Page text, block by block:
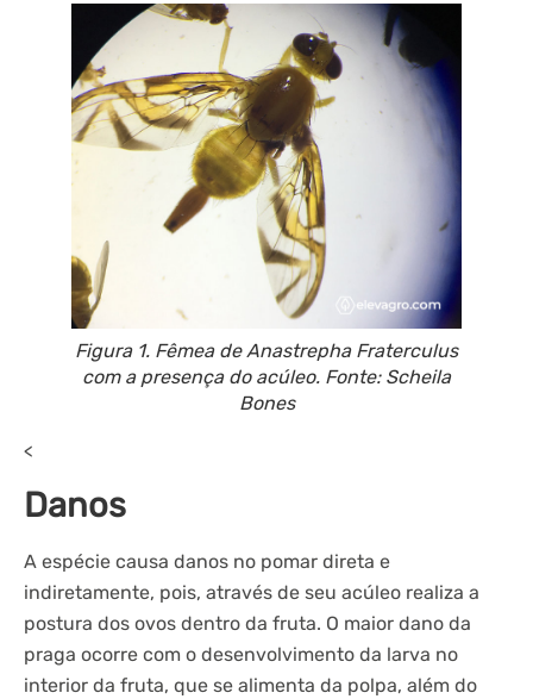
Figura 1. Fêmea de Anastrepha Fraterculus
com a presença do acúleo. Fonte: Scheila
Bones
<
Danos
A espécie causa danos no pomar direta e
indiretamente, pois, através de seu acúleo realiza a
postura dos ovos dentro da fruta. O maior dano da
praga ocorre com o desenvolvimento da larva no
interior da fruta, que se alimenta da polpa, além do